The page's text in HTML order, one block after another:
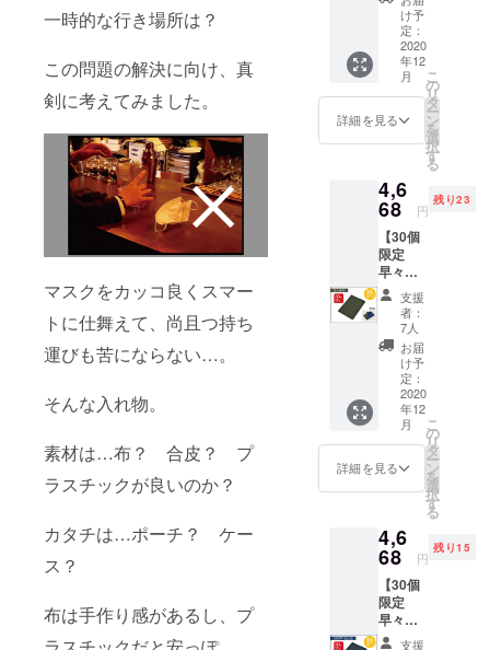
一時的な行き場所は？
この問題の解決に向け、真
剣に考えてみました。
マスクをカッコ良くスマー
トに仕舞えて、尚且つ持ち
運びも苦にならない…。
そんな入れ物。
素材は…布？ 合皮？ プ
ラスチックが良いのか？
カタチは…ポーチ？ ケー
ス？
布は手作り感があるし、プ
30個 レ
ザーマ
スクホ
ルダー
（本体
色：ブ
ラッ
ク）× 1
個 一般
定価格
¥6,582
（消費
税・送
料込
み）の
とこ
ろ、 支
援者様
限定価
¥4,668
（消費
税・送
料込
み）で
お届け
デザイ
ン等、
一部変
更にな
る場合
がござ
いま
け予
定：
2020
年12
月
詳細を見る
こ
の
リ
タ
ー
ン
を
選
択
す
る
4,6
68 円
残り23
【30個
限定
早々期
割引
30%OF
F】 限
定数：
30個 レ
ザーマ
スクホ
ルダー
（本体
色：
カー
キ）× 1
個 一般
定価格
¥6,582
（消費
税・送
料込
み）の
とこ
支援
者：
7人
お届
け予
定：
2020
年12
月
詳細を見る
こ
の
リ
タ
ー
ン
を
選
択
す
る
4,6
68 円
残り15
【30個
限定
早々期
割引支援